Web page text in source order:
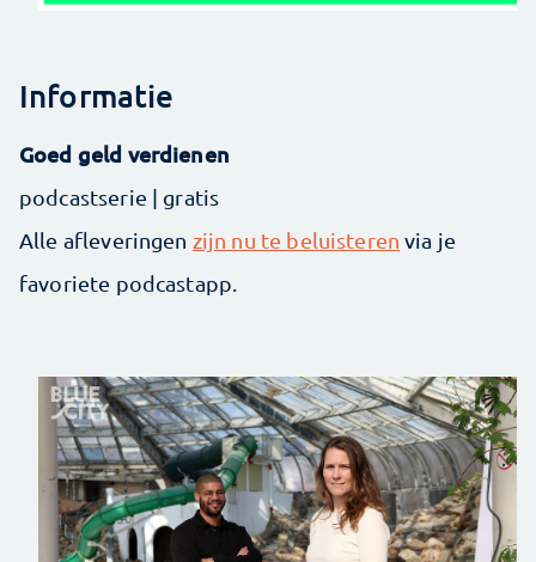
Informatie
Goed geld verdienen
podcastserie | gratis
Alle afleveringen zijn nu te beluisteren via je
favoriete podcastapp.